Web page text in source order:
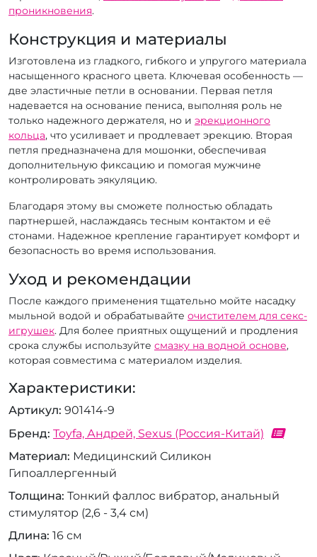
проникновения.
Конструкция и материалы
Изготовлена из гладкого, гибкого и упругого материала
насыщенного красного цвета. Ключевая особенность —
две эластичные петли в основании. Первая петля
надевается на основание пениса, выполняя роль не
только надежного держателя, но и эрекционного
кольца, что усиливает и продлевает эрекцию. Вторая
петля предназначена для мошонки, обеспечивая
дополнительную фиксацию и помогая мужчине
контролировать эякуляцию.
Благодаря этому вы сможете полностью обладать
партнершей, наслаждаясь тесным контактом и её
стонами. Надежное крепление гарантирует комфорт и
безопасность во время использования.
Уход и рекомендации
После каждого применения тщательно мойте насадку
мыльной водой и обрабатывайте очистителем для секс-
игрушек. Для более приятных ощущений и продления
срока службы используйте смазку на водной основе,
которая совместима с материалом изделия.
Характеристики:
Артикул 901414-9
Бренд Toyfa, Андрей, Sexus (Россия-Китай)
Материал Медицинский Силикон
Гипоаллергенный
Толщина Тонкий фаллос вибратор, анальный
стимулятор (2,6 - 3,4 см)
Длина 16 см